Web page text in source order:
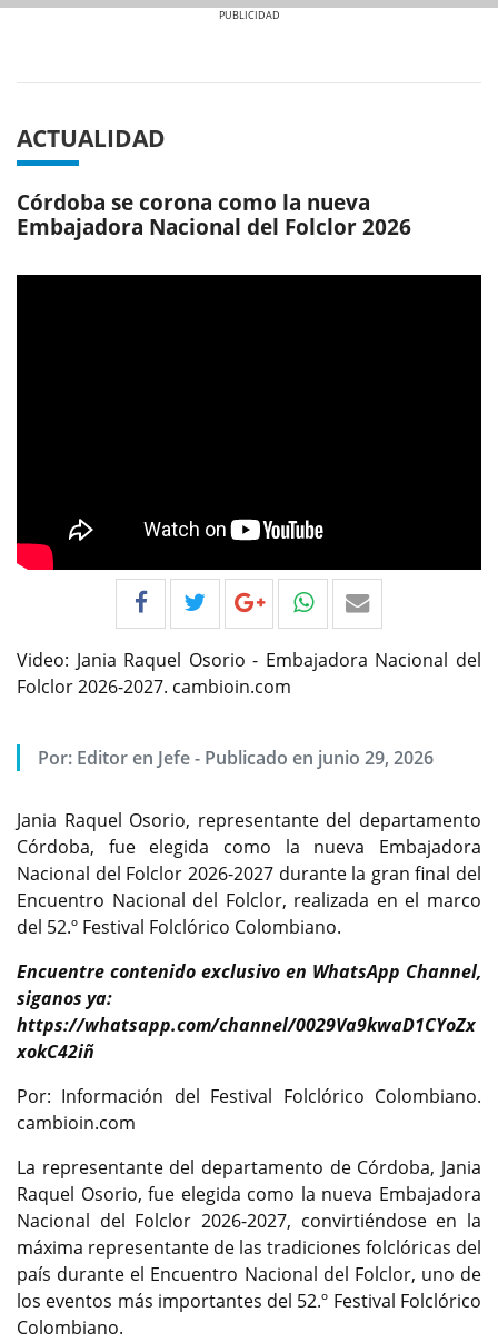
ACTUALIDAD
Córdoba se corona como la nueva
Embajadora Nacional del Folclor 2026
Video: Jania Raquel Osorio - Embajadora Nacional del
Folclor 2026-2027. cambioin.com
Por: Editor en Jefe- Publicado en junio 29, 2026
Jania Raquel Osorio, representante del departamento
Córdoba, fue elegida como la nueva Embajadora
Nacional del Folclor 2026-2027 durante la gran final del
Encuentro Nacional del Folclor, realizada en el marco
del 52.º Festival Folclórico Colombiano.
Encuentre contenido exclusivo en WhatsApp Channel,
siganos ya:
https://whatsapp.com/channel/0029Va9kwaD1CYoZx
xokC42iñ
Por: Información del Festival Folclórico Colombiano.
cambioin.com
La representante del departamento de Córdoba, Jania
Raquel Osorio, fue elegida como la nueva Embajadora
Nacional del Folclor 2026-2027, convirtiéndose en la
máxima representante de las tradiciones folclóricas del
país durante el Encuentro Nacional del Folclor, uno de
los eventos más importantes del 52.º Festival Folclórico
Colombiano.